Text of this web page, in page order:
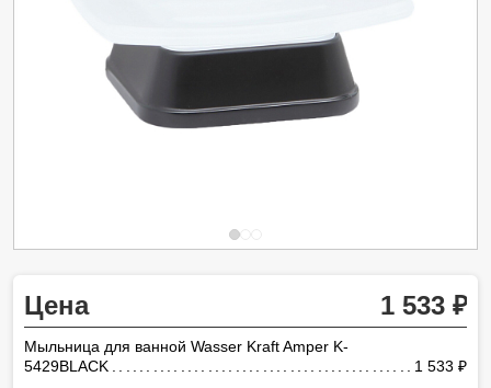
Цена 1 533
Мыльница для ванной Wasser Kraft Amper K-
5429BLACK
1 533